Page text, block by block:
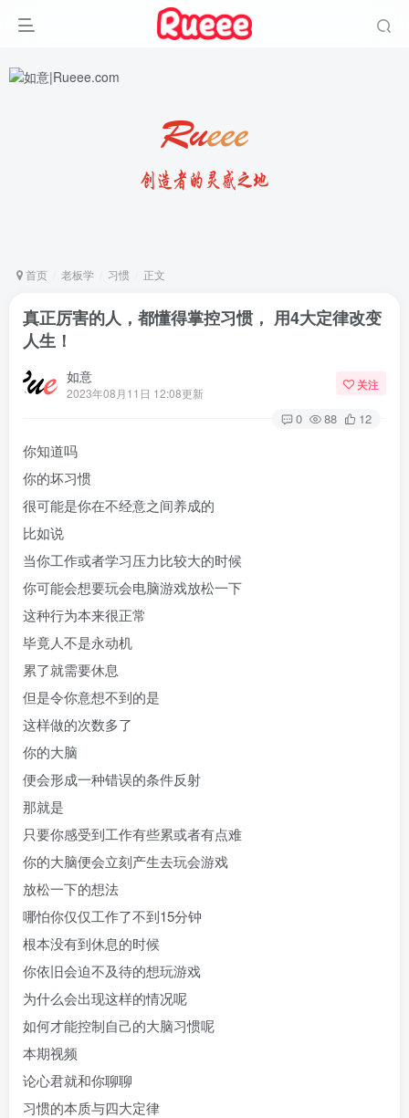
首页 老板学 习惯 正文
真正厉害的人，都懂得掌控习惯， 用4大定律改变
人生！
如意
2023年08月11日 12:08更新
关注
0 88 12
你知道吗
你的坏习惯
很可能是你在不经意之间养成的
比如说
当你工作或者学习压力比较大的时候
你可能会想要玩会电脑游戏放松一下
这种行为本来很正常
毕竟人不是永动机
累了就需要休息
但是令你意想不到的是
这样做的次数多了
你的大脑
便会形成一种错误的条件反射
那就是
只要你感受到工作有些累或者有点难
你的大脑便会立刻产生去玩会游戏
放松一下的想法
哪怕你仅仅工作了不到15分钟
根本没有到休息的时候
你依旧会迫不及待的想玩游戏
为什么会出现这样的情况呢
如何才能控制自己的大脑习惯呢
本期视频
论心君就和你聊聊
习惯的本质与四大定律